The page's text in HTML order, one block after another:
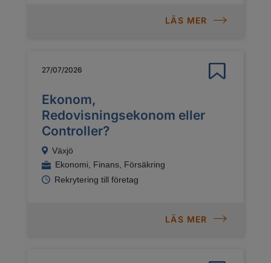
LÄS MER
27/07/2026
Ekonom,
Redovisningsekonom eller
Controller?
Växjö
Ekonomi, Finans, Försäkring
Rekrytering till företag
LÄS MER